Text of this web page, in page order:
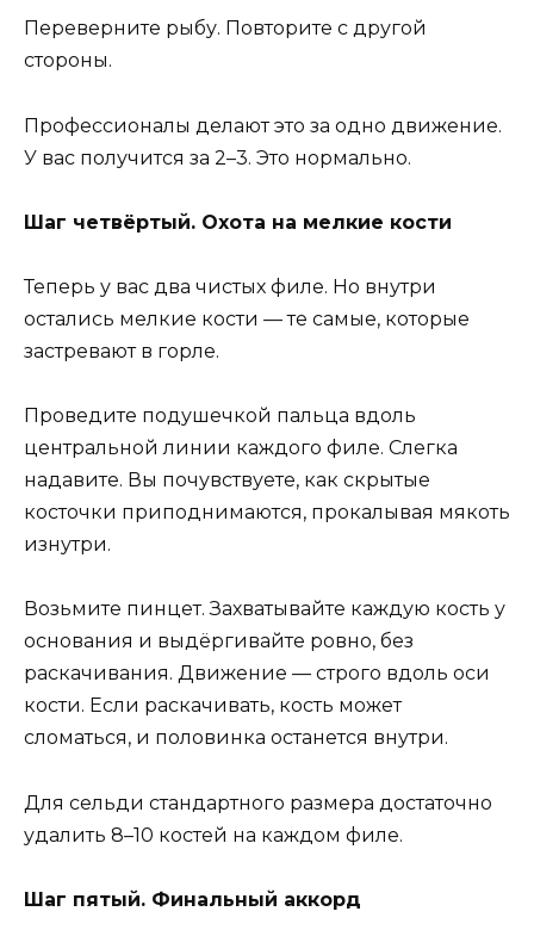
Переверните рыбу. Повторите с другой
стороны.
Профессионалы делают это за одно движение.
У вас получится за 2–3. Это нормально.
Шаг четвёртый. Охота на мелкие кости
Теперь у вас два чистых филе. Но внутри
остались мелкие кости — те самые, которые
застревают в горле.
Проведите подушечкой пальца вдоль
центральной линии каждого филе. Слегка
надавите. Вы почувствуете, как скрытые
косточки приподнимаются, прокалывая мякоть
изнутри.
Возьмите пинцет. Захватывайте каждую кость у
основания и выдёргивайте ровно, без
раскачивания. Движение — строго вдоль оси
кости. Если раскачивать, кость может
сломаться, и половинка останется внутри.
Для сельди стандартного размера достаточно
удалить 8–10 костей на каждом филе.
Шаг пятый. Финальный аккорд